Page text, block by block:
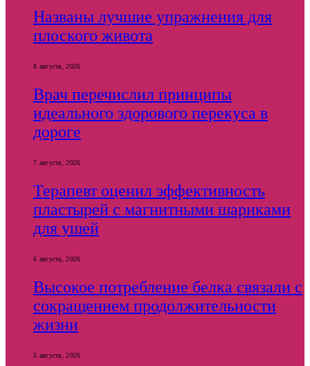
Названы лучшие упражнения для
плоского живота
8 августа, 2026
Врач перечислил принципы
идеального здорового перекуса в
дороге
7 августа, 2026
Терапевт оценил эффективность
пластырей с магнитными шариками
для ушей
6 августа, 2026
Высокое потребление белка связали с
сокращением продолжительности
жизни
5 августа, 2026